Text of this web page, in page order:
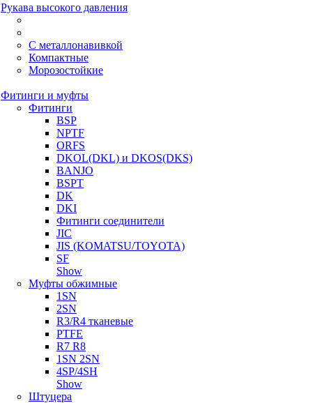
Рукава высокого давления
С металлонавивкой
Компактные
Морозостойкие
Фитинги и муфты
Фитинги
BSP
NPTF
ORFS
DKOL(DKL) и DKOS(DKS)
BANJO
BSPT
DK
DKI
Фитинги соединители
JIC
JIS (KOMATSU/TOYOTA)
SF
Show
Муфты обжимные
1SN
2SN
R3/R4 тканевые
PTFE
R7 R8
1SN 2SN
4SP/4SH
Show
Штуцера